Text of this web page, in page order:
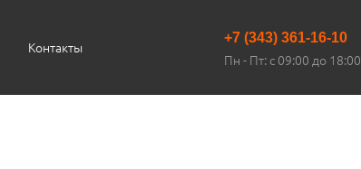
Контакты
+7 (343) 361-16-10
Пн - Пт: с 09:00 до 18:00